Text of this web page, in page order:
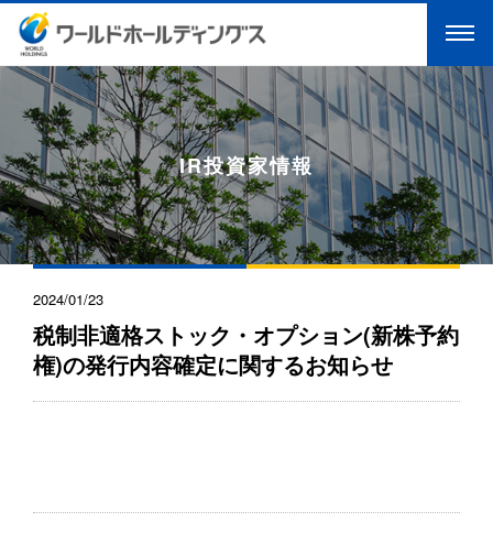
IR投資家情報
2024/01/23
税制非適格ストック・オプション(新株予約
権)の発行内容確定に関するお知らせ